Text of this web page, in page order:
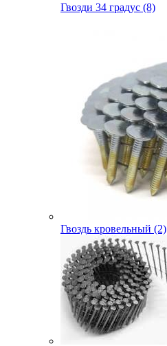
Гвозди 34 градус (8)
Гвоздь кровельный (2)